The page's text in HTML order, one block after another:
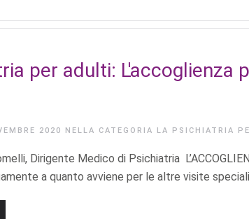
per adulti: L'accoglienza
2020 NELLA CATEGORIA LA PSICHIATRIA
Dirigente Medico di Psichiatria
a quanto avviene per le altre visite